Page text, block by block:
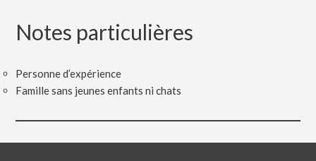
Notes particulières
Personne d’expérience
Famille sans jeunes enfants ni chats